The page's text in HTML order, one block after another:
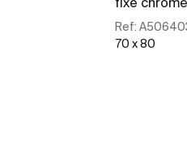
Ref:
70 x 80